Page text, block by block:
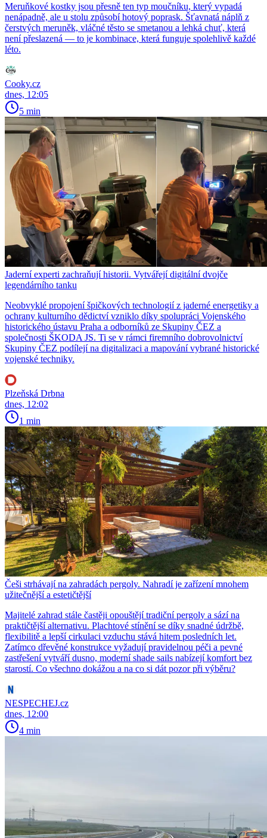
Meruňkové kostky jsou přesně ten typ moučníku, který vypadá
nenápadně, ale u stolu způsobí hotový poprask. Šťavnatá náplň z
čerstvých meruněk, vláčné těsto se smetanou a lehká chuť, která
není přeslazená — to je kombinace, která funguje spolehlivě každé
léto.
Cooky.cz
dnes, 12:05
5 min
Jaderní experti zachraňují historii. Vytvářejí digitální dvojče
legendárního tanku
Neobvyklé propojení špičkových technologií z jaderné energetiky a
ochrany kulturního dědictví vzniklo díky spolupráci Vojenského
historického ústavu Praha a odborníků ze Skupiny ČEZ a
společnosti ŠKODA JS. Ti se v rámci firemního dobrovolnictví
Skupiny ČEZ podílejí na digitalizaci a mapování vybrané historické
vojenské techniky.
Plzeňská Drbna
dnes, 12:02
1 min
Češi strhávají na zahradách pergoly. Nahradí je zařízení mnohem
užitečnější a estetičtější
Majitelé zahrad stále častěji opouštějí tradiční pergoly a sází na
praktičtější alternativu. Plachtové stínění se díky snadné údržbě,
flexibilitě a lepší cirkulaci vzduchu stává hitem posledních let.
Zatímco dřevěné konstrukce vyžadují pravidelnou péči a pevné
zastřešení vytváří dusno, moderní shade sails nabízejí komfort bez
starostí. Co všechno dokážou a na co si dát pozor při výběru?
NESPECHEJ.cz
dnes, 12:00
4 min